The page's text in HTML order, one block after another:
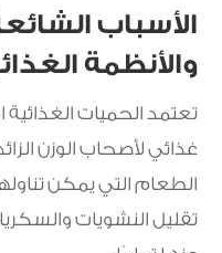
الأسباب
والأنظمة
تعتمد الحميات
غذائي لأصحاب الوزن
الطعام التي يمكن
تقليل النشويات